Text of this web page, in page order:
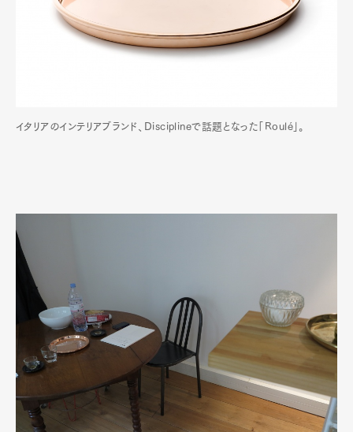
イタリアのインテリアブランド、Disciplineで話題となった「Roulé」。